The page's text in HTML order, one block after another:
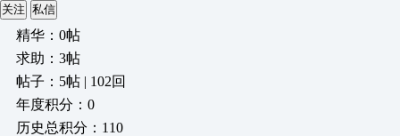
关注 私信
精华：0帖
求助：3帖
帖子：5帖 | 102回
年度积分：0
历史总积分：110